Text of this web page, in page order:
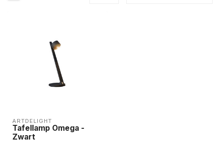
ARTDELIGHT
Tafellamp Omega -
Zwart